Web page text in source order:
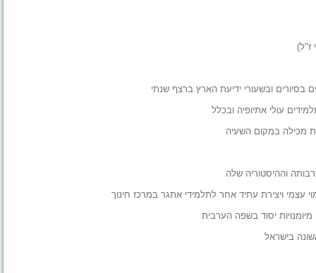
ז"ל)
בסיורים ובשעורי ידיעת הארץ ברצף שנתי
עולי אתיופיה ובכלל
מכילה במקום השעיה
וההיסטוריה שלה
עצמי ויצירת עתיד אחר לתלמידי אתגר במרכז חינוך
יסוד בשפה הערבית
בישראל